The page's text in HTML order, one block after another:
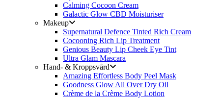
Calming Cocoon Cream
Galactic Glow CBD Moisturiser
Makeup
Supernatural Defence Tinted Rich Cream
Cocooning Rich Lip Treatment
Genious Beauty Lip Cheek Eye Tint
Ultra Glam Mascara
Hand- & Kroppsvård
Amazing Effortless Body Peel Mask
Goodness Glow All Over Dry Oil
Crème de la Crème Body Lotion